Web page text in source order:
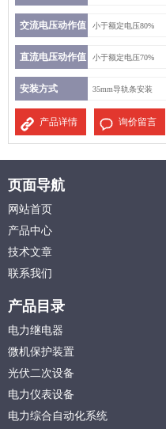
交流电压动作值 小于额定电压80%
直流电压动作值 小于额定电压70%
安装方式 35mm导轨条安装
产品详情 询价留言
页面导航
网站首页
产品中心
技术文章
联系我们
产品目录
电力继电器
微机保护装置
光伏二次设备
电力仪表设备
电力综合自动化系统